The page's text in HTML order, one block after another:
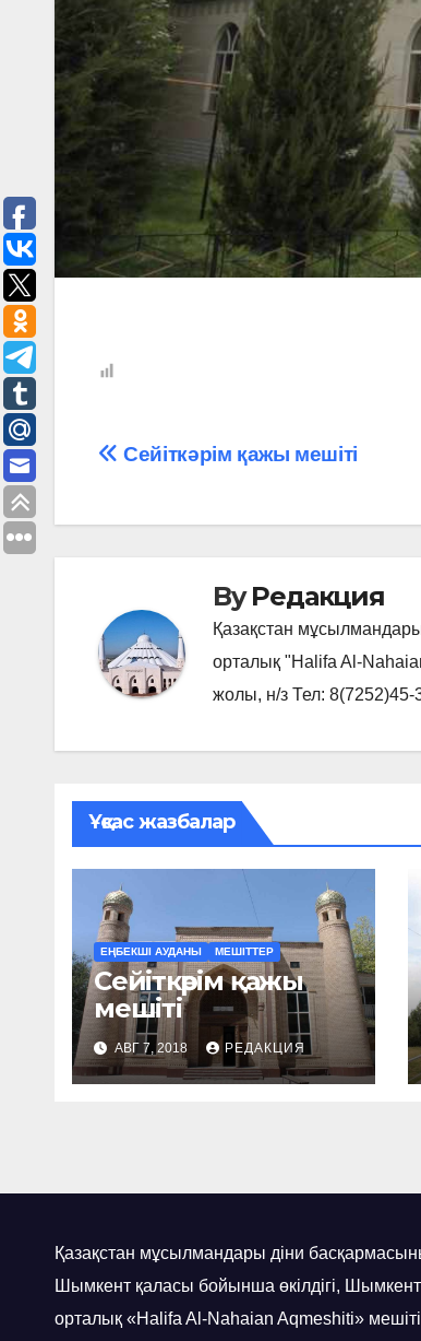
Навигация
Сейіткәрім қажы мешіті
ByРедакция
Қазақстан
орталық "Halifa Al-
жолы, н/з Тел: 8(7252)45-
Ұқсас жазбалар
ЕҢБЕКШІ АУДАНЫ МЕШІТТЕР
Сейіткәрім қажы
мешіті
АВГ 7, 2018 РЕДАКЦИЯ
Қазақстан мұсылмандары діни
Шымкент қаласы бойынша өкілдігі, Шымкент
орталық «Halifa Al-Nahaian Aqmeshiti»